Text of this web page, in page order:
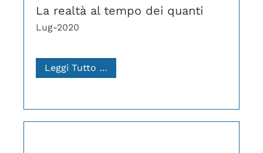
La realtà al tempo dei quanti
Lug-2020
Leggi Tutto …